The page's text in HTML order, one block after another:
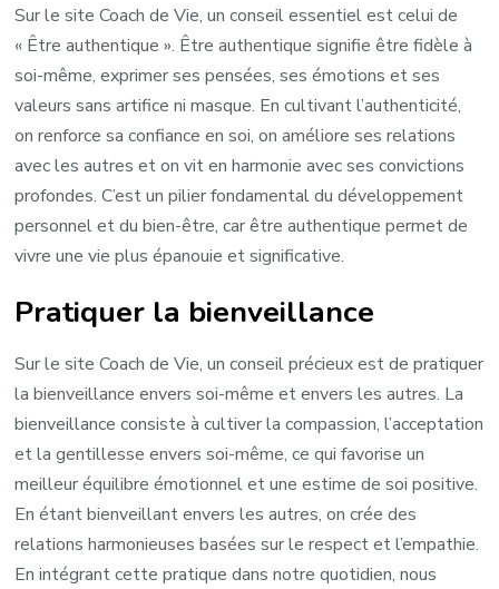
Sur le site Coach de Vie, un conseil essentiel est celui de
« Être authentique ». Être authentique signifie être fidèle à
soi-même, exprimer ses pensées, ses émotions et ses
valeurs sans artifice ni masque. En cultivant l’authenticité,
on renforce sa confiance en soi, on améliore ses relations
avec les autres et on vit en harmonie avec ses convictions
profondes. C’est un pilier fondamental du développement
personnel et du bien-être, car être authentique permet de
vivre une vie plus épanouie et significative.
Pratiquer la bienveillance
Sur le site Coach de Vie, un conseil précieux est de pratiquer
la bienveillance envers soi-même et envers les autres. La
bienveillance consiste à cultiver la compassion, l’acceptation
et la gentillesse envers soi-même, ce qui favorise un
meilleur équilibre émotionnel et une estime de soi positive.
En étant bienveillant envers les autres, on crée des
relations harmonieuses basées sur le respect et l’empathie.
En intégrant cette pratique dans notre quotidien, nous